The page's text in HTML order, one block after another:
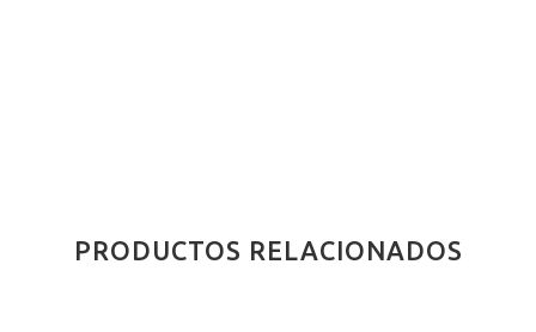
PRODUCTOS RELACIONADOS